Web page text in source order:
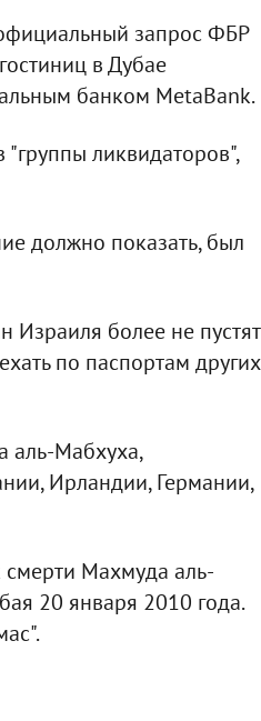
запрос ФБР
в Дубае
банком MetaBank.
ликвидаторов",
должно показать, был
Израиля более не пустят
по паспортам других
аль-Мабхуха,
Ирландии, Германии,
смерти Махмуда аль-
20 января 2010 года.